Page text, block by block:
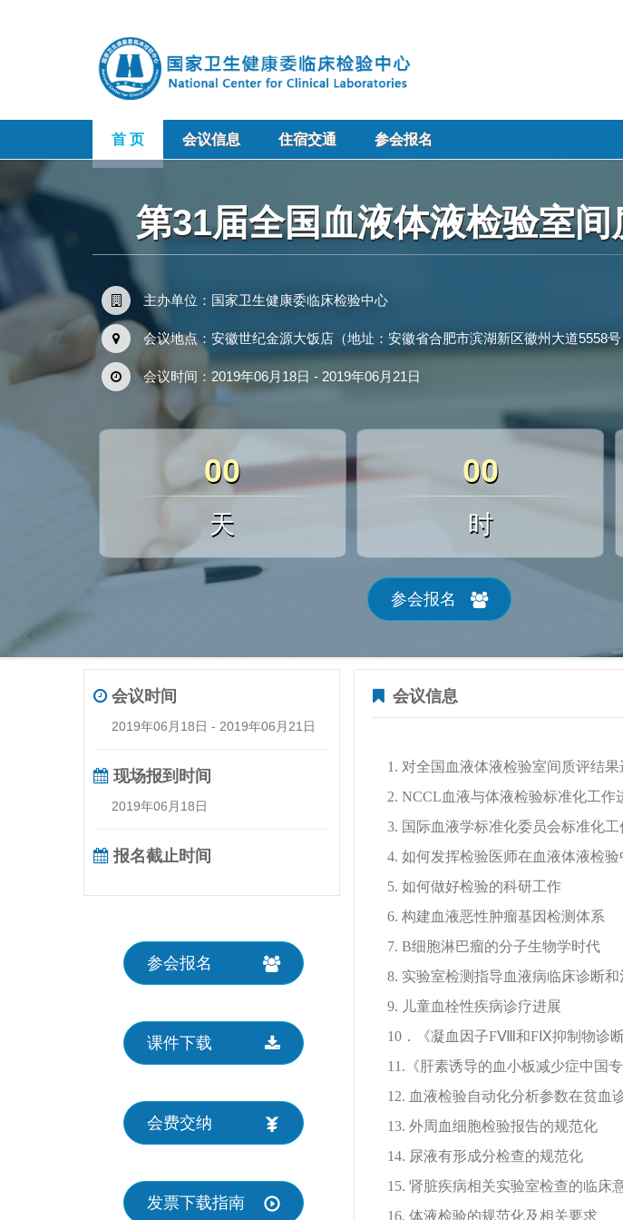
首 页 会议信息 住宿交通 参会报名
第31届全国血液体液检验室
主办单位：国家卫生健康委临床检验中心
会议地点：安徽世纪金源大饭店（地址：安徽省合肥市滨湖新区徽州大道5558号
会议时间：2019年06月18日 - 2019年06月21日
00
天
00
时
参会报名
会议时间
2019年06月18日 - 2019年06月21日
现场报到时间
2019年06月18日
报名截止时间
参会报名
课件下载
会费交纳
发票下载指南
会议信息
1. 对全国血液体液检验室间质评结
2. NCCL血液与体液检验标准化工作
3. 国际血液学标准化委员会标准化工
4. 如何发挥检验医师在血液体液检验
5. 如何做好检验的科研工作
6. 构建血液恶性肿瘤基因检测体系
7. B细胞淋巴瘤的分子生物学时代
8. 实验室检测指导血液病临床诊断和
9. 儿童血栓性疾病诊疗进展
10．《凝血因子FⅧ和FⅨ抑制物诊
11. 《肝素诱导的血小板减少症中国
12. 血液检验自动化分析参数在贫血
13. 外周血细胞检验报告的规范化
14. 尿液有形成分检查的规范化
15. 肾脏疾病相关实验室检查的临床
16. 体液检验的规范化及相关要求